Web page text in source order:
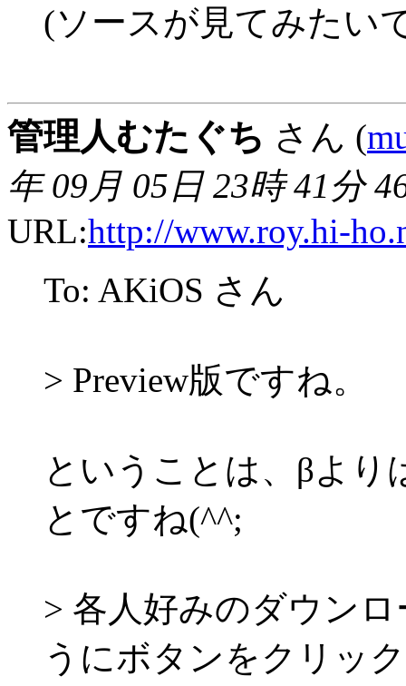
(ソースが見てみたい
管理人むたぐち さん (
年 09月 05日 23時 41分
URL:http://www.roy.hi-
To: AKiOS さん
> Preview版ですね。
ということは、βより
とですね(^^;
> 各人好みのダウン
うにボタンをクリック